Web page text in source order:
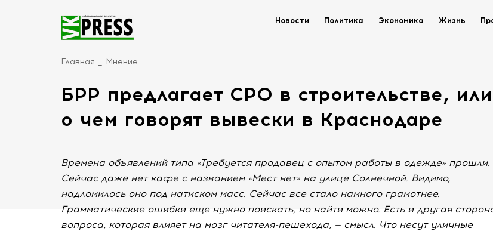
Новости Политика Экономика Жизнь
Главная Мнение
БРР предлагает СРО в строительстве, или
о чем говорят вывески в Краснодаре
Времена объявлений типа «Требуется продавец с опытом работы в одежде» прошли.
Сейчас даже нет кафе с названием «Мест нет» на улице Солнечной. Видимо,
надломилось оно под натиском масс. Сейчас все стало намного грамотнее.
Грамматические ошибки еще нужно поискать, но найти можно. Есть и другая
вопроса, которая влияет на мозг читателя-пешехода, — смысл. Что несут уличные